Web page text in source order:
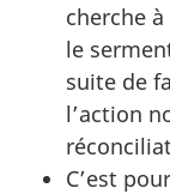
cherche
le
suite de
l’action
C’est